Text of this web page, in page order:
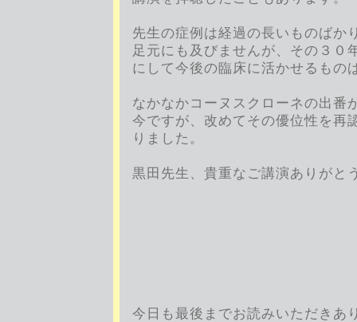
先生の症例は経過の長いものばか
足元にも及びませんが、その３０
にして今後の臨床に活かせるもの
なかなかコーヌスクローネの出番
今ですが、改めてその優位性を再
りました。
黒田先生、貴重なご講演ありがと
今日も最後までお読みいただきあ